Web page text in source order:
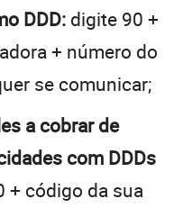
DDD: digite 90 +
+ número do
se comunicar;
a cobrar de
com DDDs
+ código da sua